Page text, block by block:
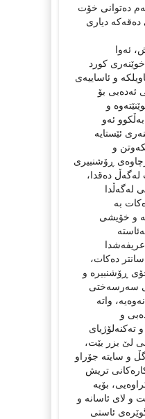
دەتوانی خۆت
دەقەکە دیاری
ئەوا
کورد
و ئاساییەی
ئەدەبی بۆ
و
ئەو
ئێستایە
و
ڕۆشنبیری
لەگەڵ دەقدا،
لەگەڵدا
بە
و خۆیشی
دەکات،
ڕۆشنبیرە و
سەرسەختی
واتە
و
تەکنەلۆژیای
لێ بزر بێت،
و سایتە جۆراو
تریش
بۆیە
و لای ئاسانە و
ئاستی